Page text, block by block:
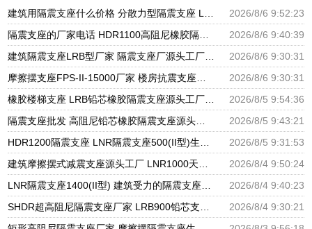
建筑用隔震支座什么价格 分散力型隔震支座 LRB600橡胶隔振支座厂家
2026/8/6 9:52:23
隔震支座的厂家电话 HDR1100高阻尼橡胶隔震支座生产厂家 建筑高阻尼支座减震支座厂家
2026/8/6 9:40:39
建筑隔震支座LRB型厂家 隔震支座厂源头工厂 LRB300橡胶隔震支座多少钱
2026/8/6 9:30:31
摩擦摆支座FPS-II-15000厂家 楼房抗震支座厂家 建筑铅芯橡胶抗震支座源头工厂
2026/8/6 9:30:31
橡胶楼梯支座 LRB铅芯橡胶隔震支座源头工厂 抗震支座LNR800厂家
2026/8/5 9:54:36
隔震支座批发 高阻尼铅芯橡胶隔震支座源头工厂 HDR1300高阻尼橡胶隔震支座
2026/8/5 9:43:21
HDR1200隔震支座 LNR隔震支座500(II型)生产厂家 LRB1400铅芯隔震支座厂家电话
2026/8/5 9:31:53
建筑摩擦摆式减震支座源头工厂 LNR1000天然橡胶支座多少钱 HDR系列高阻尼隔震橡胶支座多少钱
2026/8/4 9:50:24
LNR隔震支座1400(II型) 建筑受力的隔震支座厂家 LRB400铅芯支座
2026/8/4 9:40:23
SHDR超高阻尼隔震支座厂家 LRB900铅芯支座厂家电话 建筑铅芯橡胶减隔震支座厂家
2026/8/4 9:30:21